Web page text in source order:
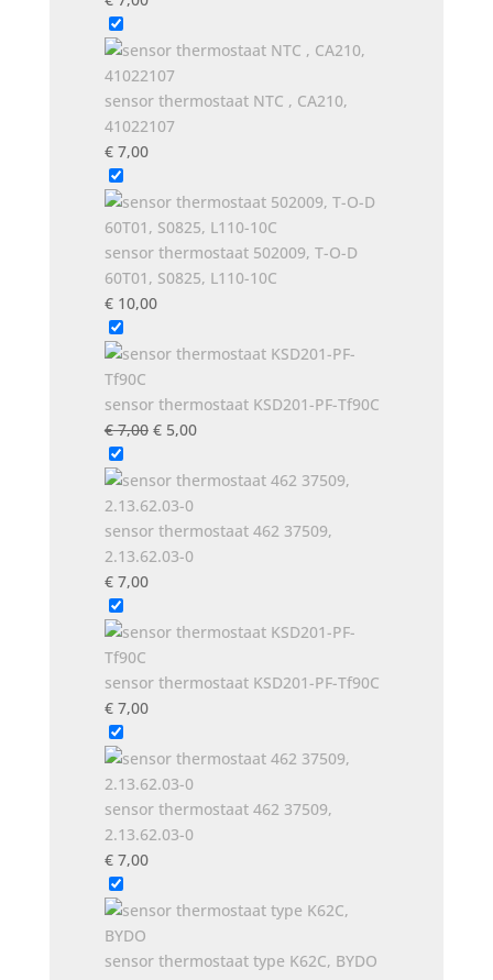
sensor thermostaat NTC , CA210,
41022107
€7,00
sensor thermostaat 502009, T-O-D
60T01, S0825, L110-10C
€10,00
sensor thermostaat KSD201-PF-Tf90C
€7,00 Oorspronkelijke
was:
€ 7,00.
€5,00Huidige
is:
sensor thermostaat 462 37509,
2.13.62.03-0
€7,00
sensor thermostaat KSD201-PF-Tf90C
€7,00
sensor thermostaat 462 37509,
2.13.62.03-0
€7,00
sensor thermostaat type K62C, BYDO